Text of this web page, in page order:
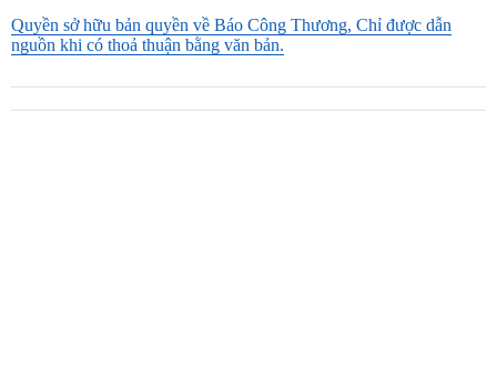
Quyền sở hữu bản quyền về Báo Công Thương, Chỉ được dẫn
nguồn khi có thoả thuận bằng văn bản.